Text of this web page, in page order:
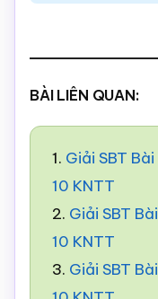
BÀI LIÊN QUAN:
1. Giải SBT
10 KNTT
2. Giải SBT
10 KNTT
3. Giải SBT